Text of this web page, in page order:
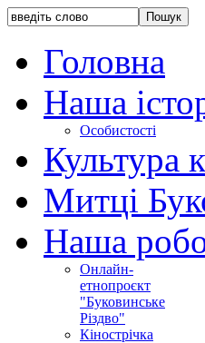
Головна
Наша
Особистості
Культура
Митці
Наша
Онлайн-
етнопроєкт
"Буковинське
Різдво"
Кінострічка